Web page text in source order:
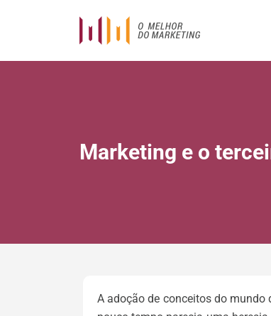
Marketing e o
A adoção de conceitos do mundo